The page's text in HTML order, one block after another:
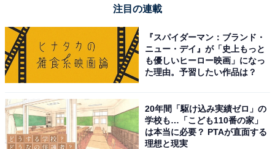
注目の連載
『スパイダーマン：ブランド・
ニュー・デイ』が「史上もっと
も優しいヒーロー映画」になっ
た理由。予習したい作品は？
20年間「駆け込み実績ゼロ」の
学校も…「こども110番の家」
は本当に必要？ PTAが直面する
理想と現実